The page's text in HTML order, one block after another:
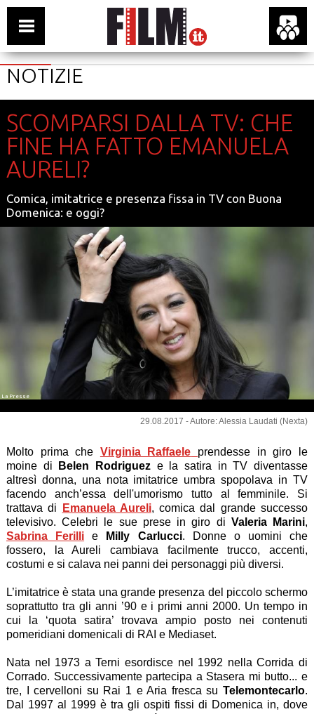
NOTIZIE
SCOMPARSI DALLA TV: CHE
FINE HA FATTO EMANUELA
AURELI?
Comica, imitatrice e presenza fissa in TV con Buona
Domenica: e oggi?
La Presse
29.08.2017 - Autore: Alessia Laudati (Nexta)
Molto prima che Virginia Raffaele
prendesse in giro le
moine di
Belen Rodriguez e la satira in TV diventasse
altresì donna, una nota imitatrice umbra spopolava in TV
facendo anch’essa dell'umorismo tutto al femminile. Si
trattava di
Emanuela Aureli, comica dal grande successo
televisivo. Celebri le sue prese in giro di Valeria Marini,
Sabrina Ferilli
e Milly Carlucci. Donne o uomini che
fossero, la Aureli cambiava facilmente trucco, accenti,
costumi e si calava nei panni dei personaggi più diversi.
L’imitatrice è stata una grande presenza del piccolo schermo
soprattutto tra gli anni ’90 e i primi anni 2000. Un tempo in
cui la ‘quota satira’ trovava ampio posto nei contenuti
pomeridiani domenicali di RAI e Mediaset.
Nata nel 1973 a Terni esordisce nel 1992 nella Corrida di
Corrado. Successivamente partecipa a Stasera mi butto... e
tre, I cervelloni su Rai 1 e Aria fresca su Telemontecarlo.
Dal 1997 al 1999 è tra gli ospiti fissi di Domenica in, dove